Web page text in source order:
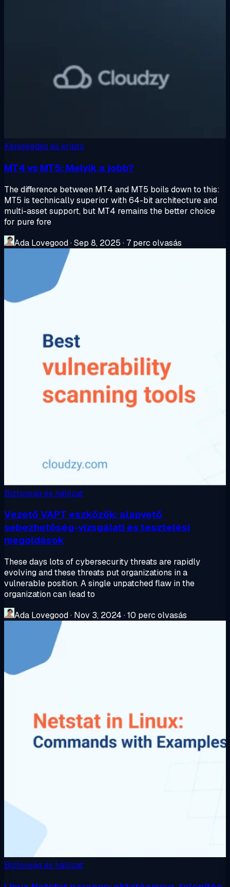
Kereskedés és kripto
MT4 vs MT5: Melyik a jobb?
The difference between MT4 and MT5 boils down to this:
MT5 is technically superior with 64-bit architecture and
multi-asset support, but MT4 remains the better choice
for pure fore
Ada Lovegood·Sep 8, 2025 · 7 perc olvasás
Biztonság és hálózat
Vezető VAPT eszközök: alapvető
sebezhetőség-vizsgálati és tesztelési
megoldások
These days lots of cybersecurity threats are rapidly
evolving and these threats put organizations in a
vulnerable position. A single unpatched flaw in the
organization can lead to
Ada Lovegood· Nov 3, 2024 ·10 perc olvasás
Biztonság és hálózat